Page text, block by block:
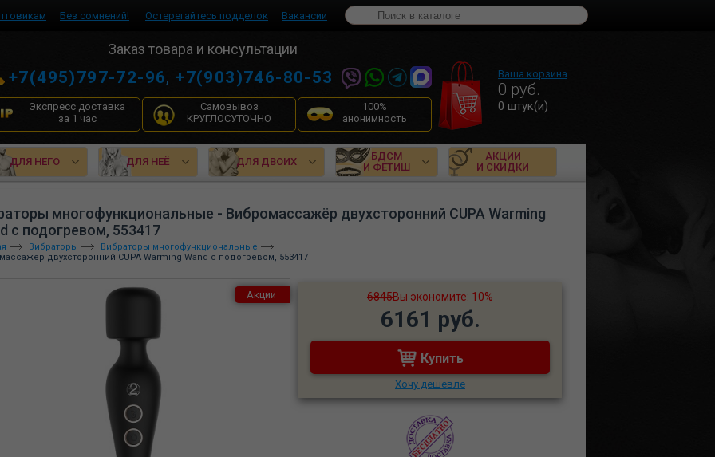
Без сомнений! Остерегайтесь подделок Вакансии
Заказ товара и консультации
+7(495)797-72-96,+7(903)746-80-53
Экспресс доставка
за 1 час
Самовывоз
КРУГЛОСУТОЧНО
100%
анонимность
Ваша корзина
0 руб.
0 штук(и)
ДЛЯ НЕГО ДЛЯ НЕЁ ДЛЯ ДВОИХ
БДСМ
И ФЕТИШ
АКЦИИ
И СКИДКИ
многофункциональные - Вибромассажёр двухсторонний CUPA Warming
с подогревом, 553417
Вибраторы
Вибраторы многофункциональные
двухсторонний CUPA Warming Wand с подогревом, 553417
Акции 6845Вы экономите: 10%
6161 руб.
Купить
Хочу дешевле